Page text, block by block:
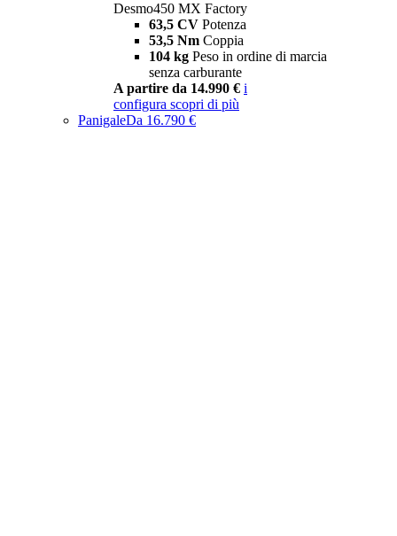
Desmo450 MX Factory
63,5 CV Potenza
53,5 Nm Coppia
104 kg Peso in ordine di marcia
senza carburante
A partire da 14.990 € i
configura scopri di più
PanigaleDa 16.790 €